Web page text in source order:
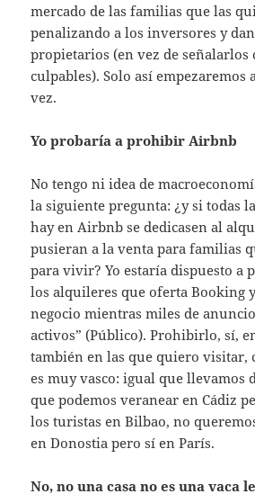
mercado de las familias que las
penalizando a los inversores y
propietarios (en vez de señalarlos
culpables). Solo así empezaremos
vez.
Yo probaría a prohibir Airbnb
No tengo ni idea de
la siguiente pregunta: ¿y si todas
hay en Airbnb se dedicasen al
pusieran a la venta para familias
para vivir? Yo estaría dispuesto a
los alquileres que oferta Booking
negocio mientras miles de
activos” (Público). Prohibirlo, sí,
también en las que quiero visitar,
es muy vasco: igual que llevamos
que podemos veranear en Cádiz
los turistas en Bilbao, no
en Donostia pero sí en París.
No, no una casa no es una vaca